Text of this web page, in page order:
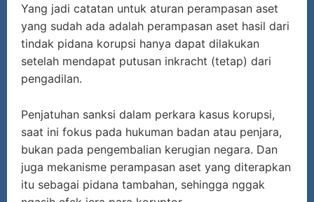
Yang jadi catatan untuk aturan perampasan aset
yang sudah ada adalah perampasan aset hasil dari
tindak pidana korupsi hanya dapat dilakukan
setelah mendapat putusan inkracht (tetap) dari
pengadilan.
Penjatuhan sanksi dalam perkara kasus korupsi,
saat ini fokus pada hukuman badan atau penjara,
bukan pada pengembalian kerugian negara. Dan
juga mekanisme perampasan aset yang diterapkan
itu sebagai pidana tambahan, sehingga nggak